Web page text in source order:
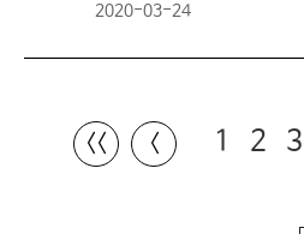
2020-03-24
〈〈 〈 1 2 3